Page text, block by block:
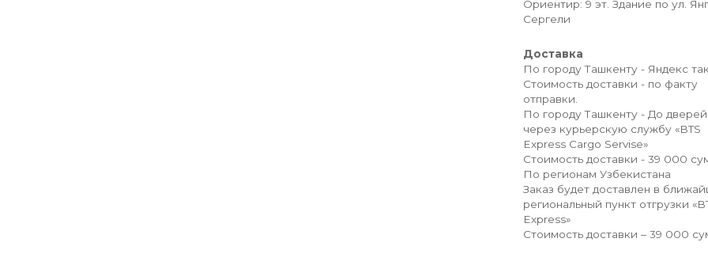
Ориентир: 9 эт. Здание по ул.
Сергели
Доставка
По городу Ташкенту - Яндекс
Стоимость доставки - по факту
отправки.
По городу Ташкенту - До дверей
через курьерскую службу «BTS
Express Cargo Servise»
Стоимость доставки - 39 000
По регионам Узбекистана
Заказ будет доставлен в
региональный пункт отгрузки
Express»
Стоимость доставки – 39 000